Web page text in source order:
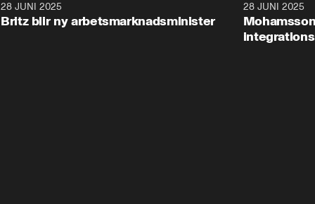
28 JUNI 2025
Britz blir ny arbetsmarknadsminister
28 JUNI 2025